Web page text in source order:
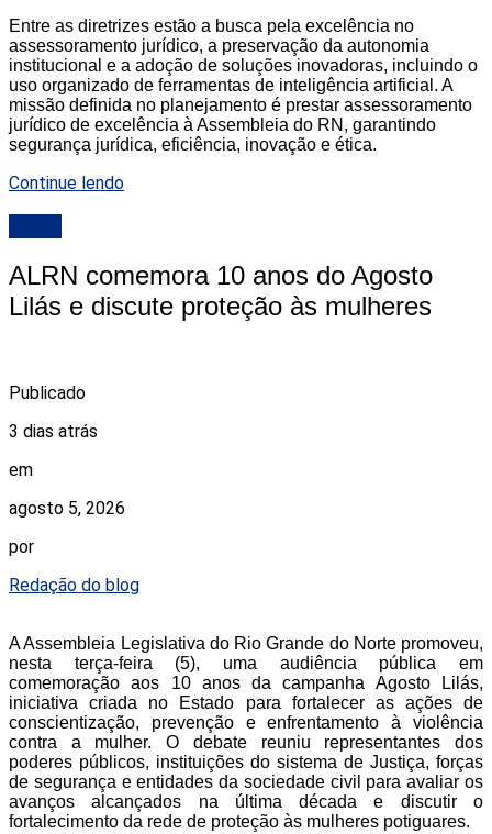
Entre as diretrizes estão a busca pela excelência no
assessoramento jurídico, a preservação da autonomia
institucional e a adoção de soluções inovadoras, incluindo o
uso organizado de ferramentas de inteligência artificial. A
missão definida no planejamento é prestar assessoramento
jurídico de excelência à Assembleia do RN, garantindo
segurança jurídica, eficiência, inovação e ética.
Continue lendo
ALRN comemora 10 anos do Agosto
Lilás e discute proteção às mulheres
Publicado
3 dias atrás
em
agosto 5, 2026
por
Redação do blog
A Assembleia Legislativa do Rio Grande do Norte promoveu,
nesta terça-feira (5), uma audiência pública em
comemoração aos 10 anos da campanha Agosto Lilás,
iniciativa criada no Estado para fortalecer as ações de
conscientização, prevenção e enfrentamento à violência
contra a mulher. O debate reuniu representantes dos
poderes públicos, instituições do sistema de Justiça, forças
de segurança e entidades da sociedade civil para avaliar os
avanços alcançados na última década e discutir o
fortalecimento da rede de proteção às mulheres potiguares.